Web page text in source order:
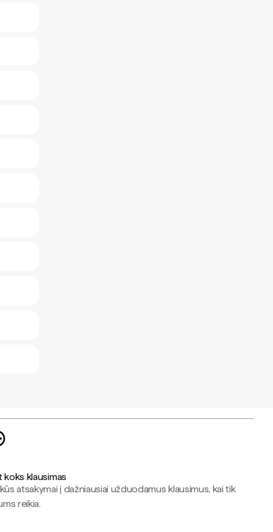
koks klausimas
atsakymai į dažniausiai užduodamus klausimus, kai tik
reikia.